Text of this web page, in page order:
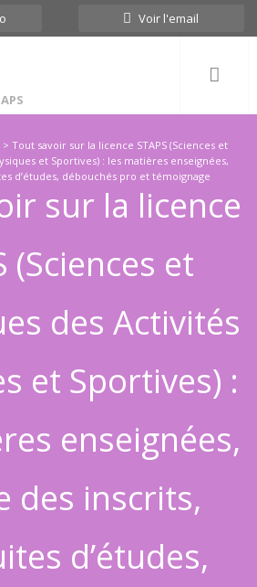
Voir l'email
> Tout savoir sur la licence STAPS (Sciences et
et Sportives) : les matières enseignées,
d’études, débouchés pro et témoignage
sur la licence
(Sciences et
des Activités
et Sportives) :
enseignées,
des inscrits,
d’études,